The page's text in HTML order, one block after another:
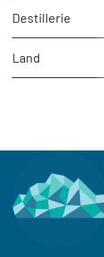
Destillerie
Land